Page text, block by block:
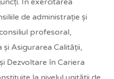
de administraţie şi
profesoral,
Asigurarea Calităţii,
Dezvoltare în Cariera